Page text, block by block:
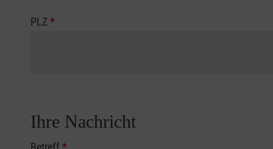
PLZ*
Ihre Nachricht